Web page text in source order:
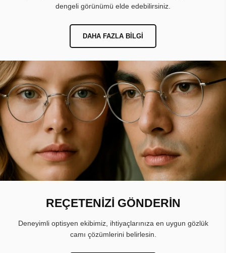
dengeli görünümü elde edebilirsiniz.
DAHA FAZLA BILGI
REÇETENİZİ GÖNDERİN
Deneyimli optisyen ekibimiz, ihtiyaçlarınıza en uygun gözlük
camı çözümlerini belirlesin.